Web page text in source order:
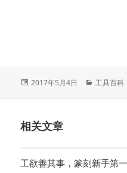
发
2017年5月4日
分
工具百科
相关文章
工欲善其事，篆刻新手第